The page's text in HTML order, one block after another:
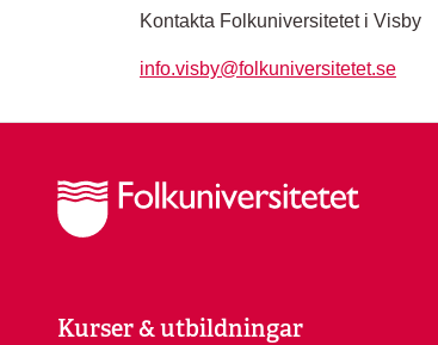
Kontakta Folkuniversitetet i Visby
info.visby@folkuniversitetet.se
Kurser & utbildningar